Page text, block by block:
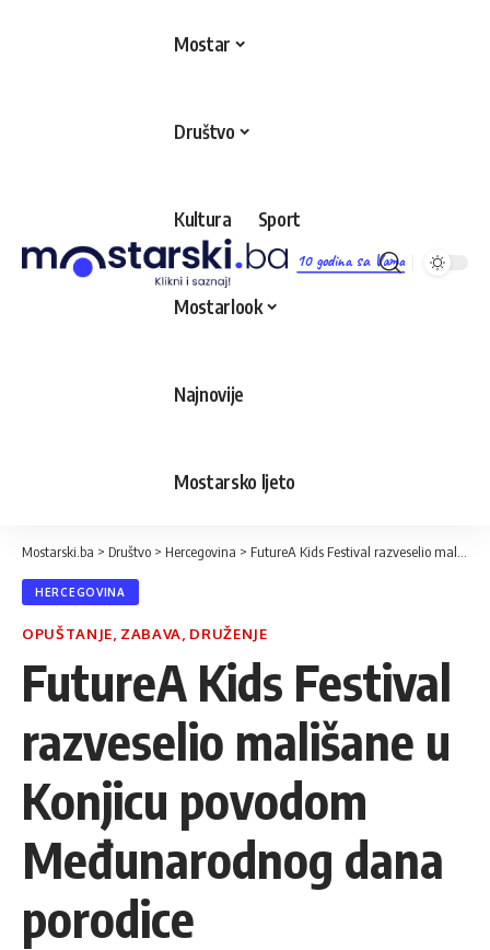
10 godina sa Vama
Mostar
Društvo
Kultura Sport
Mostarlook
Najnovije
Mostarsko ljeto
Mostarski.ba > Društvo > Hercegovina > FutureA Kids Festival razveselio mališane u Konjicu povodom Međunarodnog dana porodice
HERCEGOVINA
OPUŠTANJE, ZABAVA, DRUŽENJE
FutureA Kids Festival
razveselio mališane u
Konjicu povodom
Međunarodnog dana
porodice